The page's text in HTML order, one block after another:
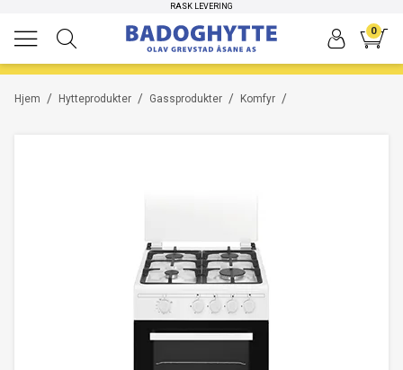
RASK LEVERING
HØYKVALITETS PRODUKTER
0
/
Hjem /
Hytteprodukter /
Gassprodukter /
Komfyr